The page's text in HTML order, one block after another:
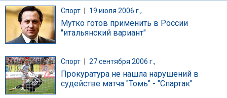
Спорт | 19 июля 2006 г.,
Мутко готов применить в России
"итальянский вариант"
Спорт 27 сентября 2006 г.,
Прокуратура не нашла нарушений в
судействе матча "Томь" - "Спартак"